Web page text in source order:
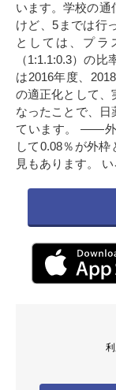
います。学校の通
けど、5までは行
としては、プラ
（1:1.1:0.3）の
は2016年度、
の適正化として、
なったことで、日
ています。 ――外
して0.08％が外
見もあります。